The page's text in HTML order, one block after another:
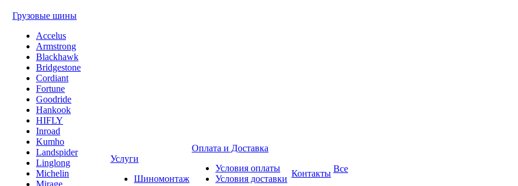
Грузовые шины
Accelus
Armstrong
Blackhawk
Bridgestone
Cordiant
Fortune
Goodride
Hankook
HIFLY
Inroad
Kumho
Landspider
Linglong
Michelin
Mirage
Услуги
Шиномонтаж
Оплата и Доставка
Условия оплаты
Условия доставки
Контакты Все